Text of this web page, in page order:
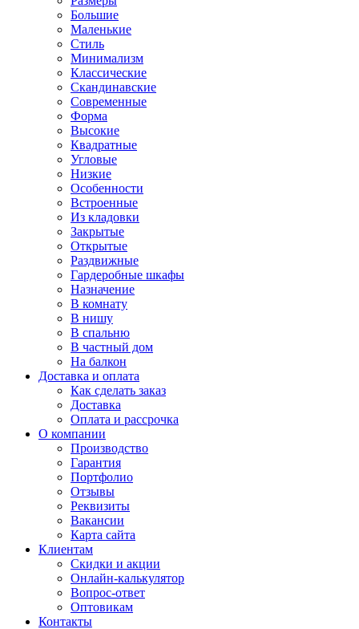
Большие
Маленькие
Стиль
Минимализм
Классические
Скандинавские
Современные
Форма
Высокие
Квадратные
Угловые
Низкие
Особенности
Встроенные
Из кладовки
Закрытые
Открытые
Раздвижные
Гардеробные шкафы
Назначение
В комнату
В нишу
В спальню
В частный дом
На балкон
Доставка и оплата
Как сделать заказ
Доставка
Оплата и рассрочка
О компании
Производство
Гарантия
Портфолио
Отзывы
Реквизиты
Вакансии
Карта сайта
Клиентам
Скидки и акции
Онлайн-калькулятор
Вопрос-ответ
Оптовикам
Контакты